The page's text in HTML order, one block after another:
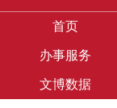
首页
办事服务
文博数据